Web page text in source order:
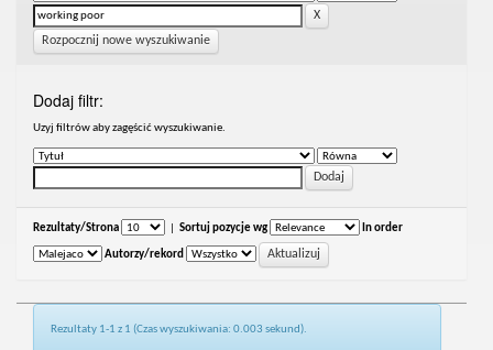
Rozpocznij nowe wyszukiwanie
Dodaj filtr:
Uzyj filtrów aby zagęścić wyszukiwanie.
Rezultaty/Strona Sortuj pozycje wg In order
Autorzy/rekord
Rezultaty 1-1 z 1 (Czas wyszukiwania: 0.003 sekund).